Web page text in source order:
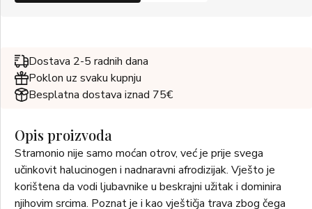
Dostava 2-5 radnih dana
Poklon uz svaku kupnju
Besplatna dostava iznad 75€
Opis proizvoda
Stramonio nije samo moćan otrov, već je prije svega
učinkovit halucinogen i nadnaravni afrodizijak. Vješto je
korištena da vodi ljubavnike u beskrajni užitak i dominira
njihovim srcima. Poznat je i kao vještičja trava zbog čega